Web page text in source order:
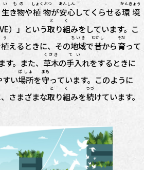
生き物
い もの
や植物
しょくぶつ
が安心
あんしん
してくらせる環境
かんきょう
）」という取り組
と く
みをしています。こ
植
う
えるときに、その地域
ちいき
で昔
むかし
から育
そだ
って
す。また、草木
くさき
の手入
てい
れをするときに
すい場所
ばしょ
を守
まも
っています。このように
さまざまな取り組
と く
みを続
つづ
けています。